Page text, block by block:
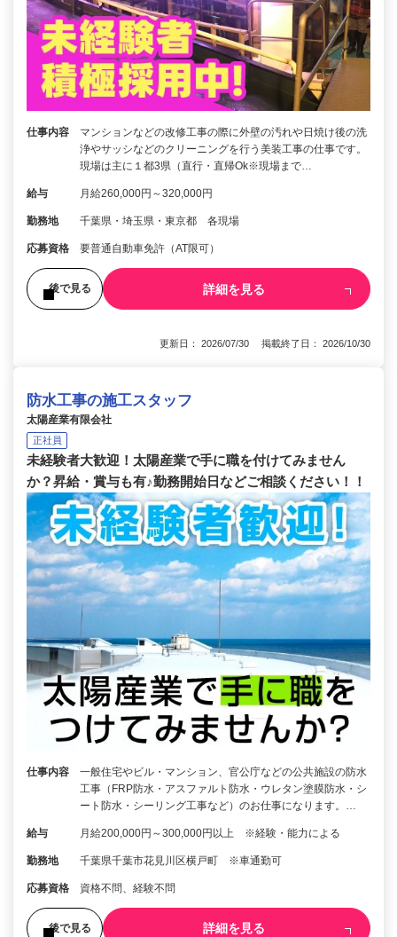
仕事内容
マンションなどの改修工事の際に外壁の汚れや日焼け後の洗
浄やサッシなどのクリーニングを行う美装工事の仕事です。
現場は主に１都3県（直行・直帰Ok※現場まで…
給与 月給260,000円～320,000円
勤務地 千葉県・埼玉県・東京都 各現場
応募資格 要普通自動車免許（AT限可）
後で見る 詳細を見る
更新日： 2026/07/30 掲載終了日： 2026/10/30
防水工事の施工スタッフ
太陽産業有限会社
正社員
未経験者大歓迎！太陽産業で手に職を付けてみません
か？昇給・賞与も有♪勤務開始日などご相談ください！！
仕事内容
一般住宅やビル・マンション、官公庁などの公共施設の防水
工事（FRP防水・アスファルト防水・ウレタン塗膜防水・シ
ート防水・シーリング工事など）のお仕事になります。…
給与 月給200,000円～300,000円以上 ※経験・能力による
勤務地 千葉県千葉市花見川区横戸町 ※車通勤可
応募資格 資格不問、経験不問
後で見る 詳細を見る